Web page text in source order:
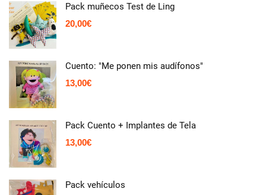
Pack muñecos Test de Ling
20,00€
Cuento: "Me ponen mis audífonos"
13,00€
Pack Cuento + Implantes de Tela
13,00€
Pack vehículos